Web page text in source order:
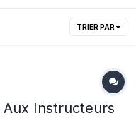
TRIER PAR
Instructeurs